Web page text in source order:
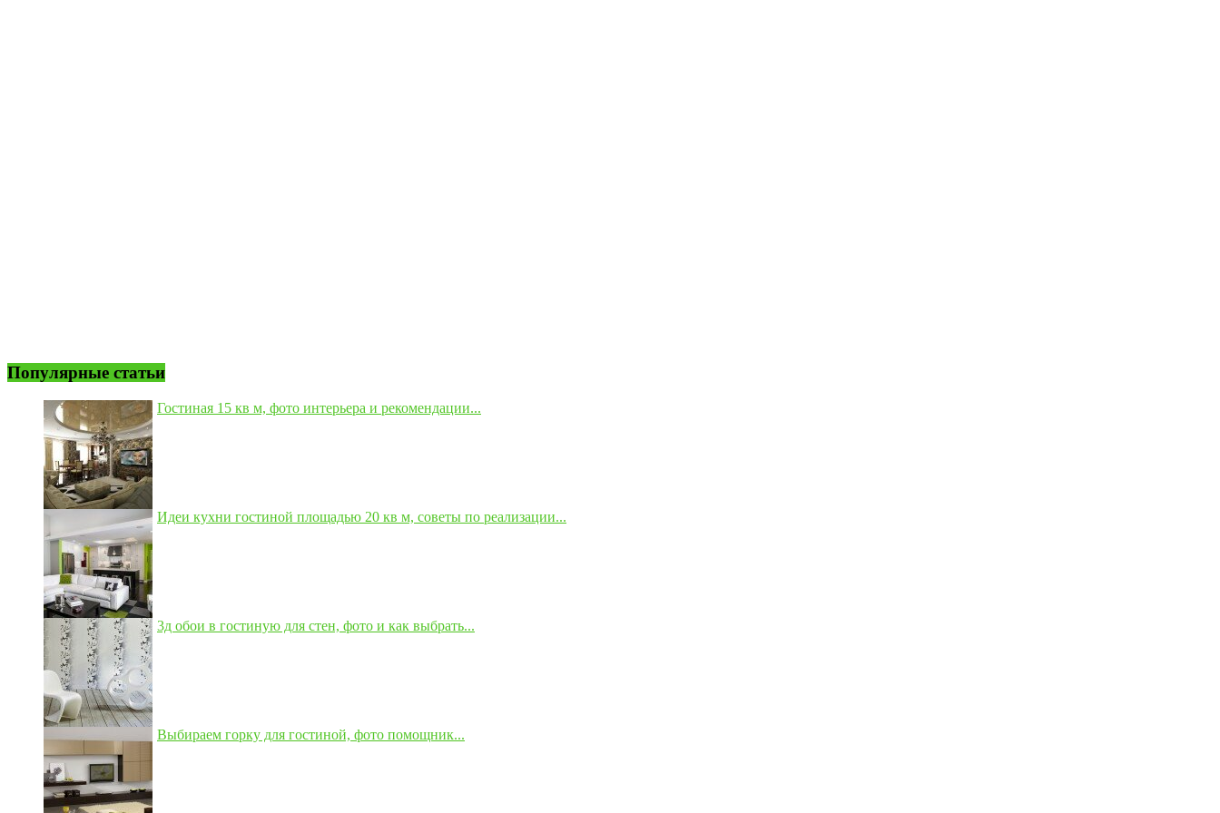
Популярные статьи
Гостиная 15 кв м, фото интерьера и рекомендации...
Идеи кухни гостиной площадью 20 кв м, советы по реализации...
3д обои в гостиную для стен, фото и как выбрать...
Выбираем горку для гостиной, фото помощник...